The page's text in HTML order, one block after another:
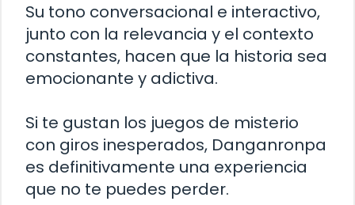
Su tono conversacional e interactivo,
junto con la relevancia y el contexto
constantes, hacen que la historia sea
emocionante y adictiva.
Si te gustan los juegos de misterio
con giros inesperados, Danganronpa
es definitivamente una experiencia
que no te puedes perder.